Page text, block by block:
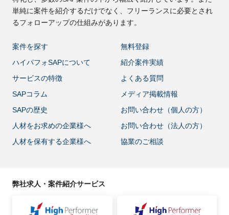
単純に案件を紹介するだけでなく、フリーランスに必要とされ
るフォローアップの仕組みがあります。
案件を探す
無料登録
ハイパフォSAPについて
紹介案件実績
サービスの特徴
よくある質問
SAPコラム
メディア掲載情報
SAPの歴史
お問い合わせ（個人の方）
人材をお求めの企業様へ
お問い合わせ（法人の方）
人材を保有する企業様へ
協業のご相談
弊社求人・案件紹介サービス